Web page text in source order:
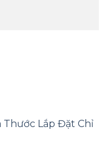
Thước Lắp Đặt Chỉ